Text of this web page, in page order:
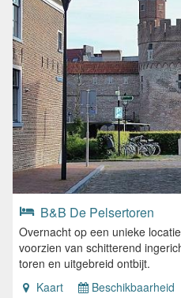
B&B De Pelsertoren
Overnacht op een unieke
voorzien van schitterend
toren en uitgebreid ontbijt.
Kaart
Beschikbaarheid